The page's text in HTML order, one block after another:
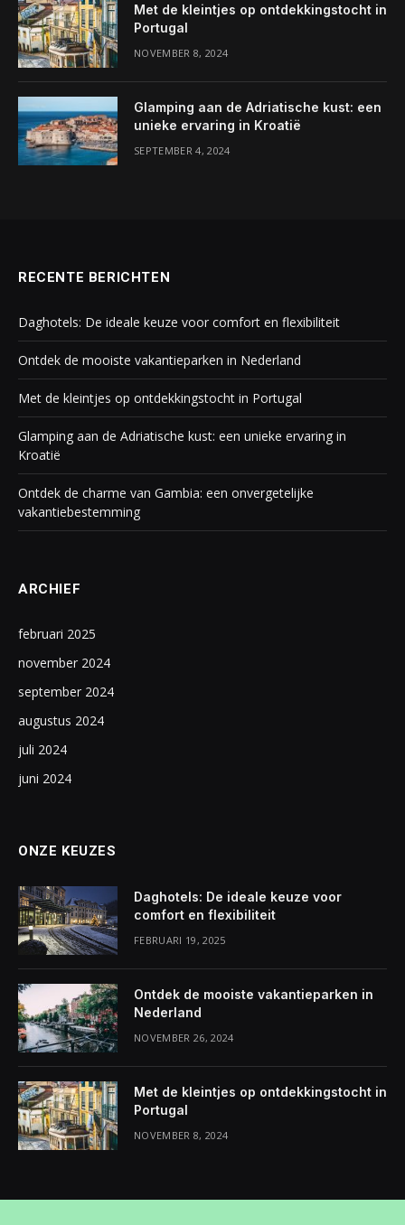
Met de kleintjes op ontdekkingstocht in
Portugal
NOVEMBER 8, 2024
Glamping aan de Adriatische kust: een
unieke ervaring in Kroatië
SEPTEMBER 4, 2024
RECENTE BERICHTEN
Daghotels: De ideale keuze voor comfort en flexibiliteit
Ontdek de mooiste vakantieparken in Nederland
Met de kleintjes op ontdekkingstocht in Portugal
Glamping aan de Adriatische kust: een unieke ervaring in
Kroatië
Ontdek de charme van Gambia: een onvergetelijke
vakantiebestemming
ARCHIEF
februari 2025
november 2024
september 2024
augustus 2024
juli 2024
juni 2024
ONZE KEUZES
Daghotels: De ideale keuze voor
comfort en flexibiliteit
FEBRUARI 19, 2025
Ontdek de mooiste vakantieparken in
Nederland
NOVEMBER 26, 2024
Met de kleintjes op ontdekkingstocht in
Portugal
NOVEMBER 8, 2024